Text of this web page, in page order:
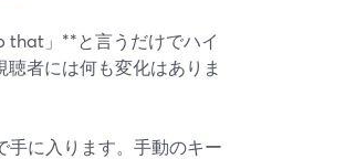
that」**と言うだけでハイ
者には何も変化はありま
手に入ります。手動のキー